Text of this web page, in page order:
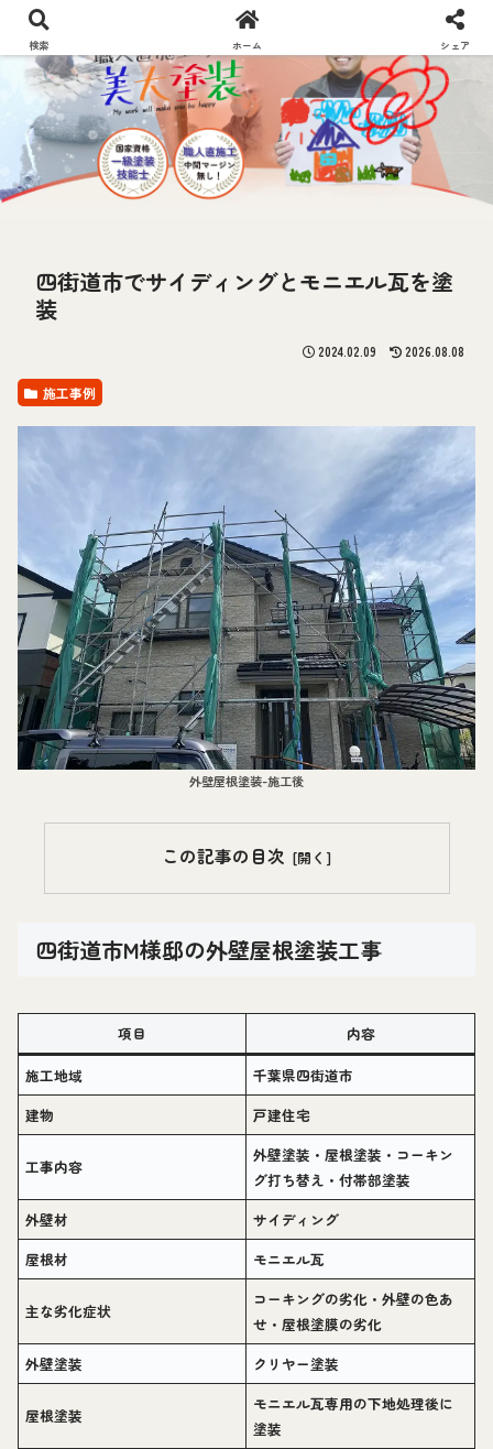
四街道市でサイディングとモニエル瓦を塗
装
2024.02.09 2026.08.08
施工事例
外壁屋根塗装-施工後
この記事の目次
四街道市M様邸の外壁屋根塗装工事
項目
内容
施工地域
千葉県四街道市
建物
戸建住宅
工事内容
外壁塗装・屋根塗装・コーキン
グ打ち替え・付帯部塗装
外壁材
サイディング
屋根材
モニエル瓦
主な劣化症状
コーキングの劣化・外壁の色あ
せ・屋根塗膜の劣化
外壁塗装
クリヤー塗装
屋根塗装
モニエル瓦専用の下地処理後に
塗装
検索 ホーム シェア